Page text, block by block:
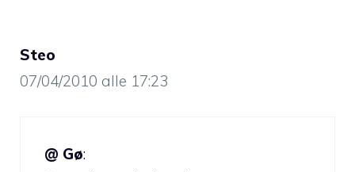
Steo
07/04/2010 alle 17:23
@ Gø: